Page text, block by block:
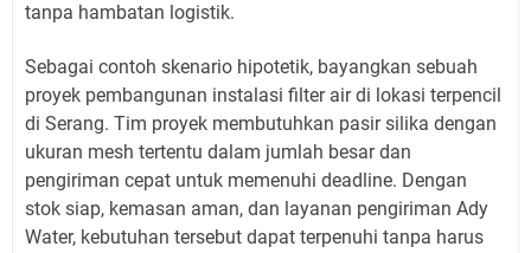
tanpa hambatan logistik.
Sebagai contoh skenario hipotetik, bayangkan sebuah
proyek pembangunan instalasi filter air di lokasi terpencil
di Serang. Tim proyek membutuhkan pasir silika dengan
ukuran mesh tertentu dalam jumlah besar dan
pengiriman cepat untuk memenuhi deadline. Dengan
stok siap, kemasan aman, dan layanan pengiriman Ady
Water, kebutuhan tersebut dapat terpenuhi tanpa harus